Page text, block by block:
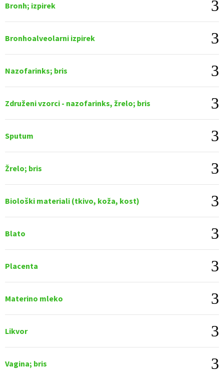
Bronh; izpirek
Bronhoalveolarni izpirek
Nazofarinks; bris
Združeni vzorci - nazofarinks, žrelo; bris
Sputum
Žrelo; bris
Biološki materiali (tkivo, koža, kost)
Blato
Placenta
Materino mleko
Likvor
Vagina; bris